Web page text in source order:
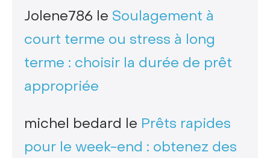
Jolene786 le Soulagement à
court terme ou stress à long
terme : choisir la durée de prêt
appropriée
michel bedard le Prêts rapides
pour le week-end : obtenez des